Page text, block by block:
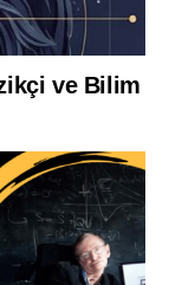
ve Bilim